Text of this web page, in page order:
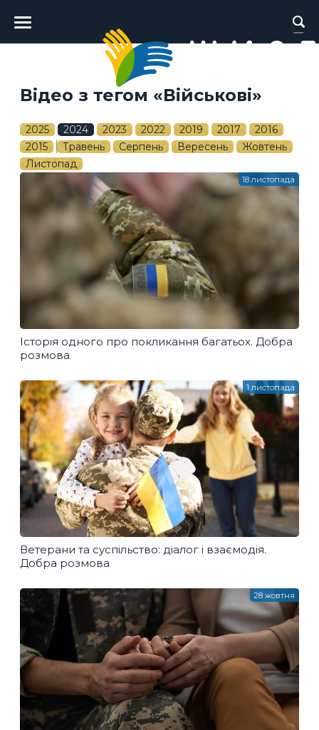
Головне
меню
Відео з тегом «Військові»
2025 2024 2023 2022 2019 2017
2016
2015
Травень Серпень Вересень
Жовтень
Листопад
Історія одного про покликання багатьох. Добра
розмова
18 листопада
Ветерани та суспільство: діалог і взаємодія.
Добра розмова
1 листопада
28 жовтня